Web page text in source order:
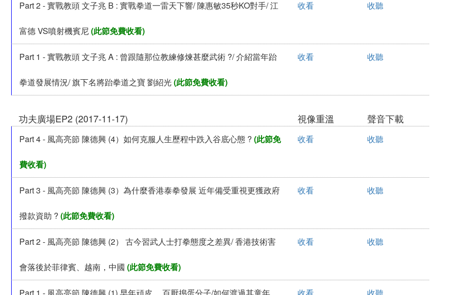
Part 2 - 實戰教頭 文子兆 B : 實戰拳道一雷天下響/ 陳惠敏35秒KO對手/ 江
富德 VS噴射機賓尼(此節免費收看)
收看 收聽
Part 1 - 實戰教頭 文子兆 A : 曾跟隨那位教練修煉甚麼武術 ?/ 介紹當年跆
拳道發展情況/ 旗下名將跆拳道之寶 劉紹光(此節免費收看)
收看 收聽
功夫廣場EP2 (2017-11-17) 視像重溫 聲音下載
Part 4 - 風高亮節 陳德興 (4）如何克服人生歷程中跌入谷底心態 ? (此節免
費收看)
收看 收聽
Part 3 - 風高亮節 陳德興 (3）為什麼香港泰拳發展 近年備受重視更獲政府
撥款資助 ? (此節免費收看)
收看 收聽
Part 2 - 風高亮節 陳德興 (2） 古今習武人士打拳態度之差異/ 香港技術害
會落後於菲律賓、越南，中國 (此節免費收看)
收看 收聽